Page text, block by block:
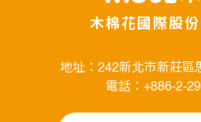
木棉花國際股份
地址：242新北市新莊區
電話：+886-2-